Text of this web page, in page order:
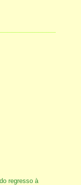
regresso à